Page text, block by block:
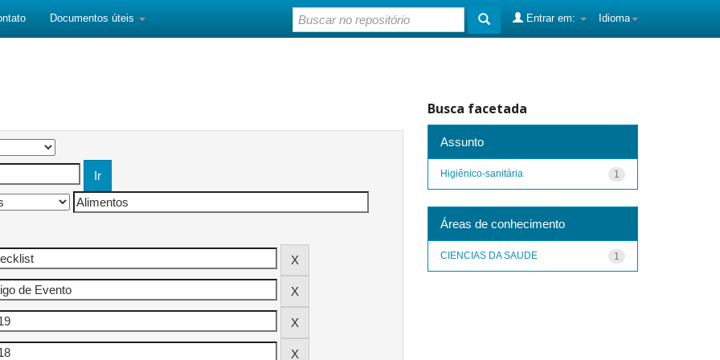
Documentos úteis Idioma
Entrar em:
Busca facetada
Assunto
1
Higiênico-sanitária
Áreas de conhecimento
1
CIENCIAS DA SAUDE